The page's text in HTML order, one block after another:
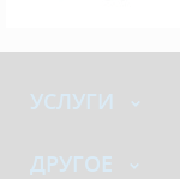
УСЛУГИ
ДРУГОЕ